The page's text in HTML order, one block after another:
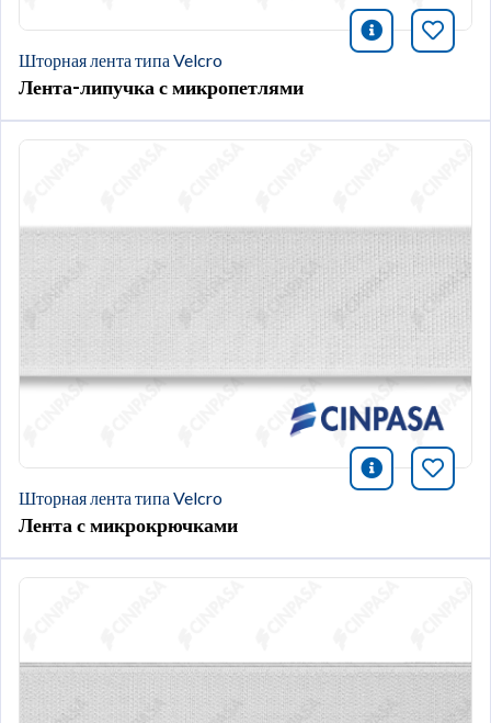
icono
Шторная лента типа Velcro
Лента-липучка с микропетлями
icono
Шторная лента типа Velcro
Лента с микрокрючками